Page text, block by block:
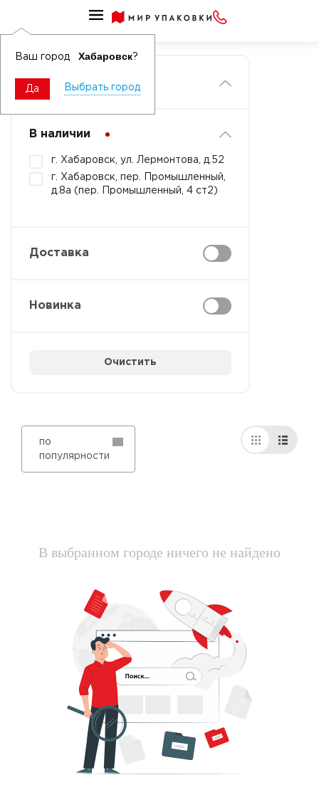
Ваш город Хабаровск?
Да Выбрать город
Главная
Фильтры
В наличии
г. Хабаровск, ул. Лермонтова, д.52
г. Хабаровск, пер. Промышленный,
д.8а (пер. Промышленный, 4 ст2)
Доставка
Новинка
Очистить
по
популярности
В выбранном городе ничего не найдено